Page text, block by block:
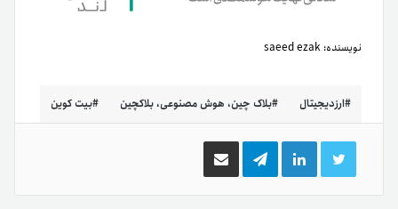
نویسنده: saeed ezak
ارزدیجیتال بلاک چین، هوش مصنوعی، بلاکچین بیت کوین
توییتر لینکدینتلگرام اشتراک
گذاری